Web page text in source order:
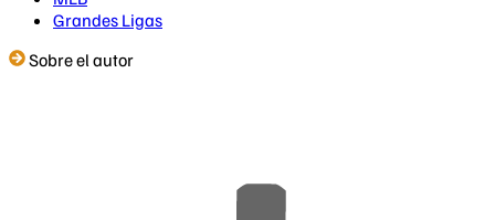
Grandes Ligas
Sobre el autor